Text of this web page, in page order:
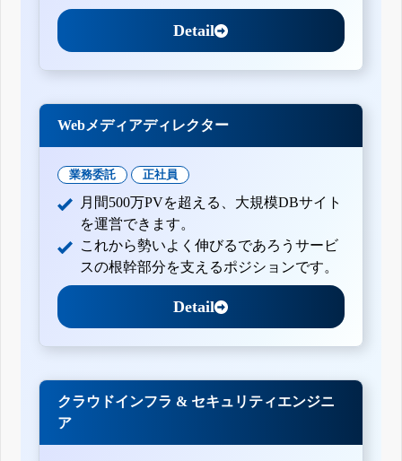
Detail
Webメディアディレクター
業務委託 正社員
月間500万PVを超える、大規模DBサイト
を運営できます。
これから勢いよく伸びるであろうサービ
スの根幹部分を支えるポジションです。
Detail
クラウドインフラ & セキュリティエンジニ
ア